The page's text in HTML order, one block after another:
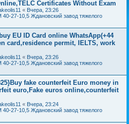
Certificates Without Exam
« Вчера, 23:26
40-27-10,5 Ждановский завод тяжелого
EU ID Card online WhatsApp(+44
card,residence permit, IELTS, work
« Вчера, 23:26
40-27-10,5 Ждановский завод тяжелого
fake counterfeit Euro money in
euro,Fake euros online,counterfeit
« Вчера, 23:24
40-27-10,5 Ждановский завод тяжелого